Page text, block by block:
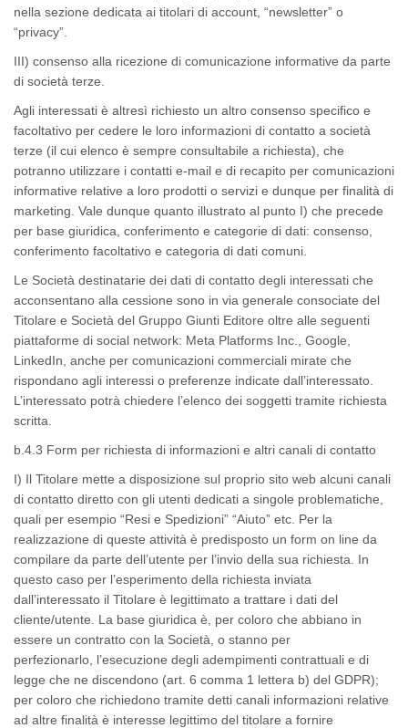
nella sezione dedicata ai titolari di account, “newsletter” o
“privacy”.
III) consenso alla ricezione di comunicazione informative da parte
di società terze.
Agli interessati è altresì richiesto un altro consenso specifico e
facoltativo per cedere le loro informazioni di contatto a società
terze (il cui elenco è sempre consultabile a richiesta), che
potranno utilizzare i contatti e-mail e di recapito per comunicazioni
informative relative a loro prodotti o servizi e dunque per finalità di
marketing. Vale dunque quanto illustrato al punto I) che precede
per base giuridica, conferimento e categorie di dati: consenso,
conferimento facoltativo e categoria di dati comuni.
Le Società destinatarie dei dati di contatto degli interessati che
acconsentano alla cessione sono in via generale consociate del
Titolare e Società del Gruppo Giunti Editore oltre alle seguenti
piattaforme di social network: Meta Platforms Inc., Google,
LinkedIn, anche per comunicazioni commerciali mirate che
rispondano agli interessi o preferenze indicate dall’interessato.
L’interessato potrà chiedere l’elenco dei soggetti tramite richiesta
scritta.
b.4.3 Form per richiesta di informazioni e altri canali di contatto
I) Il Titolare mette a disposizione sul proprio sito web alcuni canali
di contatto diretto con gli utenti dedicati a singole problematiche,
quali per esempio “Resi e Spedizioni” “Aiuto” etc. Per la
realizzazione di queste attività è predisposto un form on line da
compilare da parte dell’utente per l’invio della sua richiesta. In
questo caso per l’esperimento della richiesta inviata
dall’interessato il Titolare è legittimato a trattare i dati del
cliente/utente. La base giuridica è, per coloro che abbiano in
essere un contratto con la Società, o stanno per
perfezionarlo, l’esecuzione degli adempimenti contrattuali e di
legge che ne discendono (art. 6 comma 1 lettera b) del GDPR);
per coloro che richiedono tramite detti canali informazioni relative
ad altre finalità è interesse legittimo del titolare a fornire